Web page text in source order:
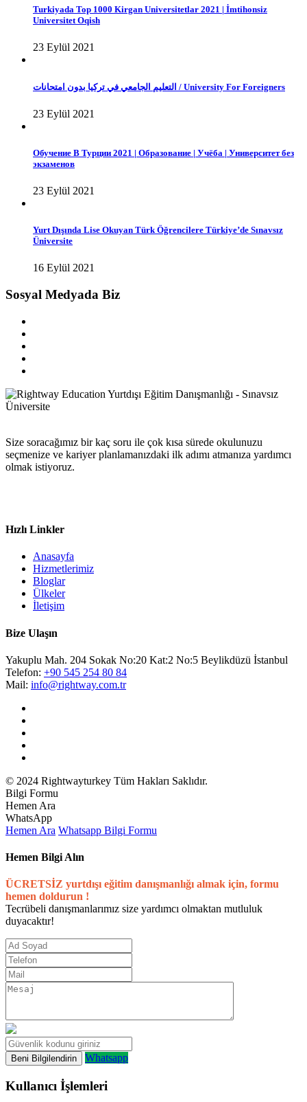
Turkiyada Top 1000 Kirgan Universitetlar 2021 | İmtihonsiz
Universitet Oqish
23 Eylül 2021
التعليم الجامعي في تركيا بدون امتحانات / University For Foreigners
23 Eylül 2021
Обучение В Турции 2021 | Образование | Учёба | Университет без
экзаменов
23 Eylül 2021
Yurt Dışında Lise Okuyan Türk Öğrencilere Türkiye’de Sınavsız
Üniversite
16 Eylül 2021
Sosyal Medyada Biz
Size soracağımız bir kaç soru ile çok kısa sürede okulunuzu
seçmenize ve kariyer planlamanızdaki ilk adımı atmanıza yardımcı
olmak istiyoruz.
Hızlı Linkler
Anasayfa
Hizmetlerimiz
Bloglar
Ülkeler
İletişim
Bize Ulaşın
Yakuplu Mah. 204 Sokak No:20 Kat:2 No:5 Beylikdüzü İstanbul
Telefon: +90 545 254 80 84
Mail: info@rightway.com.tr
© 2024 Rightwayturkey Tüm Hakları Saklıdır.
Bilgi Formu
Hemen Ara
WhatsApp
Hemen Ara Whatsapp Bilgi Formu
Hemen Bilgi Alın
ÜCRETSİZ yurtdışı eğitim danışmanlığı almak için, formu
hemen doldurun !
Tecrübeli danışmanlarımız size yardımcı olmaktan mutluluk
duyacaktır!
Whatsapp
Kullanıcı İşlemleri